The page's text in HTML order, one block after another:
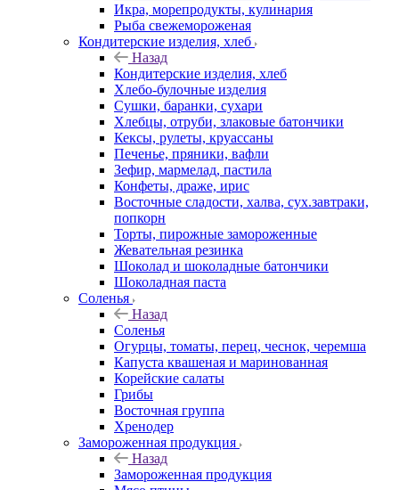
Икра, морепродукты, кулинария
Рыба свежемороженая
Кондитерские изделия, хлеб
Назад
Кондитерские изделия, хлеб
Хлебо-булочные изделия
Сушки, баранки, сухари
Хлебцы, отруби, злаковые батончики
Кексы, рулеты, круассаны
Печенье, пряники, вафли
Зефир, мармелад, пастила
Конфеты, драже, ирис
Восточные сладости, халва, сух.завтраки,
попкорн
Торты, пирожные замороженные
Жевательная резинка
Шоколад и шоколадные батончики
Шоколадная паста
Соленья
Назад
Соленья
Огурцы, томаты, перец, чеснок, черемша
Капуста квашеная и маринованная
Корейские салаты
Грибы
Восточная группа
Хренодер
Замороженная продукция
Назад
Замороженная продукция